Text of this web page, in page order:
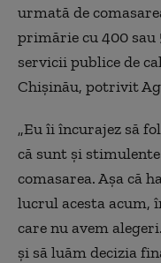
urmată de
primărie cu 400 sau
servicii publice de
Chişinău, potrivit
„Eu îi încurajez să
că sunt şi
comasarea. Aşa că
lucrul acesta acum,
care nu avem
şi să luăm decizia